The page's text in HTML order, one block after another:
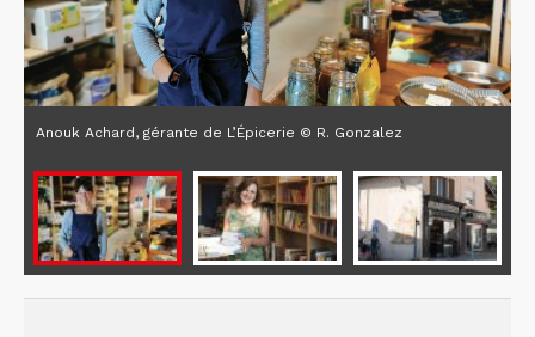
Anouk Achard, gérante de L’Épicerie © R. Gonzalez